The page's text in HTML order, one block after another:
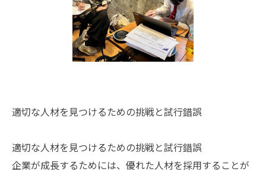
適切な人材を見つけるための挑戦と試行錯誤
適切な人材を見つけるための挑戦と試行錯誤
企業が成長するためには、優れた人材を採用することが